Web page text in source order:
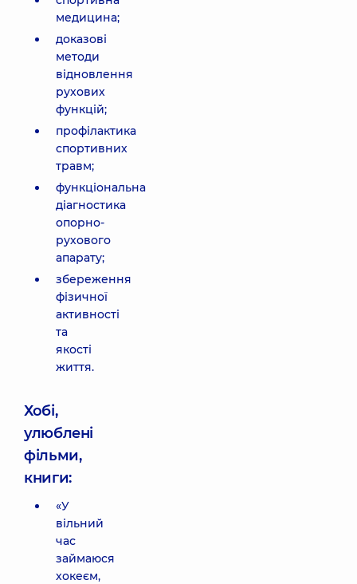
медицина;
доказові
методи
відновлення
рухових
функцій;
профілактика
спортивних
травм;
функціональна
діагностика
опорно-
рухового
апарату;
збереження
фізичної
активності
та
якості
життя.
Хобі,
улюблені
фільми,
книги:
«У
вільний
час
займаюся
хокеєм,